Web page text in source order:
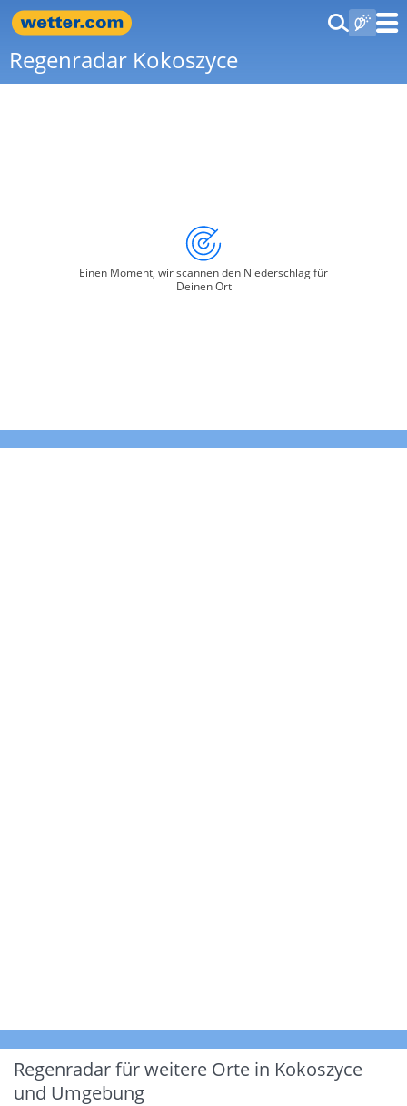
Regenradar Kokoszyce
Einen Moment, wir scannen den Niederschlag für
Deinen Ort
Regenradar für weitere Orte in Kokoszyce
und Umgebung